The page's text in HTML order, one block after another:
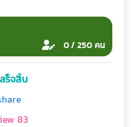
0 / 250 คน
ร็จสิ้น
83